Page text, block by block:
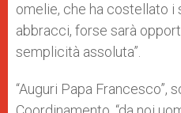
omelie, che ha costellato i
abbracci, forse sarà
semplicità assoluta”.
“Auguri Papa Francesco”,